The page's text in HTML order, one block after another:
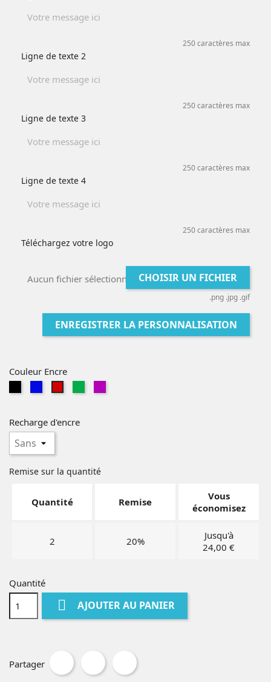
250 caractères max
Ligne de texte 2
250 caractères max
Ligne de texte 3
250 caractères max
Ligne de texte 4
250 caractères max
Téléchargez votre logo
Aucun fichier sélectionné CHOISIR UN FICHIER
.png .jpg .gif
ENREGISTRER LA PERSONNALISATION
Couleur Encre
Recharge d'encre
Remise sur la quantité
Quantité Remise
Vous
économisez
2 20%
Jusqu'à
24,00 €
Quantité
 AJOUTER AU PANIER
Partager